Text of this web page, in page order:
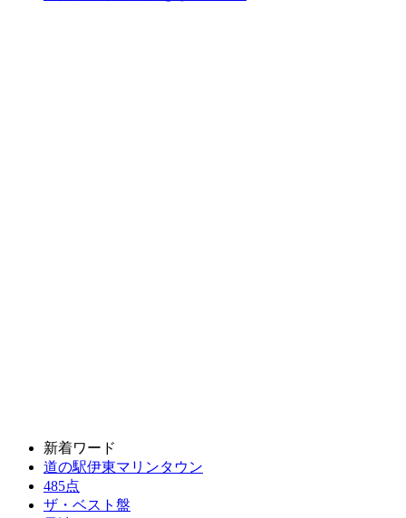
新着ワード
道の駅伊東マリンタウン
485点
ザ・ベスト盤